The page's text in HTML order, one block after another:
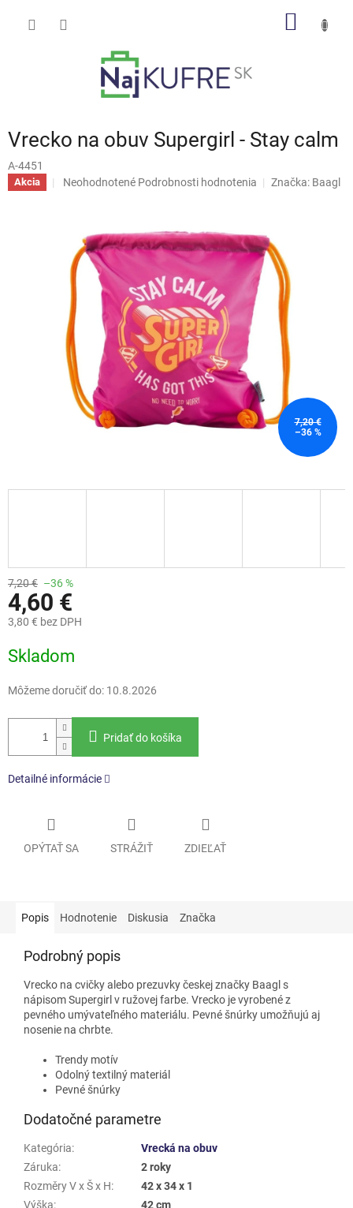
Vrecko na obuv Supergirl - Stay calm
A-4451
Akcia
Priemerné
hviezdičiek.
Neohodnotené Podrobnosti hodnotenia Značka: Baagl
7,20 €
–36 %
7,20 € –36 %
4,60 €
3,80 € bez DPH
cena:
Skladom
Môžeme doručiť do: 10.8.2026
Pridať do košíka
Detailné informácie
OPÝTAŤ SA STRÁŽIŤ ZDIEĽAŤ
Popis Hodnotenie Diskusia Značka
Podrobný popis
Vrecko na cvičky alebo prezuvky českej značky Baagl s
nápisom Supergirl v ružovej farbe. Vrecko je vyrobené z
pevného umývateľného materiálu. Pevné šnúrky umožňujú aj
nosenie na chrbte.
Trendy motív
Odolný textilný materiál
Pevné šnúrky
Dodatočné parametre
Kategória:
Vrecká na obuv
Záruka:
2 roky
Rozměry V x Š x H:
42 x 34 x 1
Výška:
42 cm